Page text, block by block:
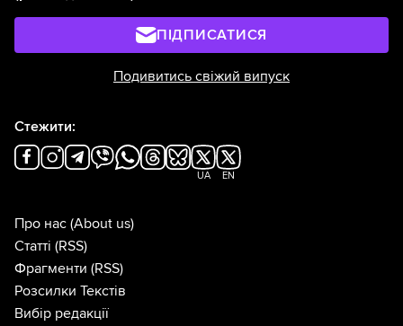
ПІДПИСАТИСЯ
Подивитись свіжий випуск
Стежити:
UA EN
Про нас (About us)
Статті (RSS)
Фрагменти (RSS)
Розсилки Текстів
Вибір редакції